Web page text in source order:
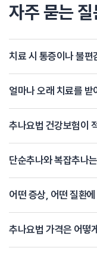
자주 묻는 질
치료 시 통증이나 불편
얼마나 오래 치료를 받
추나요법 건강보험이
단순추나와 복잡추나
어떤 증상, 어떤 질환
추나요법 가격은 어떻